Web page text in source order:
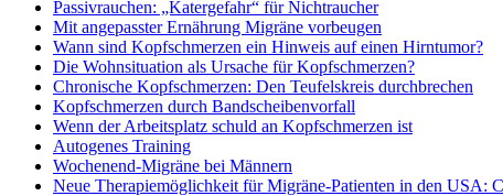
Passivrauchen: „Katergefahr“ für Nichtraucher
Mit angepasster Ernährung Migräne vorbeugen
Wann sind Kopfschmerzen ein Hinweis auf einen Hirntumor?
Die Wohnsituation als Ursache für Kopfschmerzen?
Chronische Kopfschmerzen: Den Teufelskreis durchbrechen
Kopfschmerzen durch Bandscheibenvorfall
Wenn der Arbeitsplatz schuld an Kopfschmerzen ist
Autogenes Training
Wochenend-Migräne bei Männern
Neue Therapiemöglichkeit für Migräne-Patienten in den USA: